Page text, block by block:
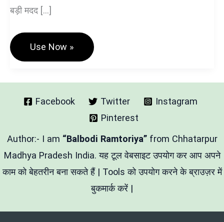
बड़ी मदद […]
Career
Tool
आपके
करियर
खोज
मार्गदर्शक
टूल
Use Now »
Facebook Twitter
Instagram
Pinterest
Author:- I am “Balbodi Ramtoriya” from Chhatarpur
Madhya Pradesh India. यह टूल वेबसाइट उपयोग कर आप अपने
काम को बेहतरीन बना सकते हैं | Tools को उपयोग करने के ब्राउज़र में
बुकमार्क करें |